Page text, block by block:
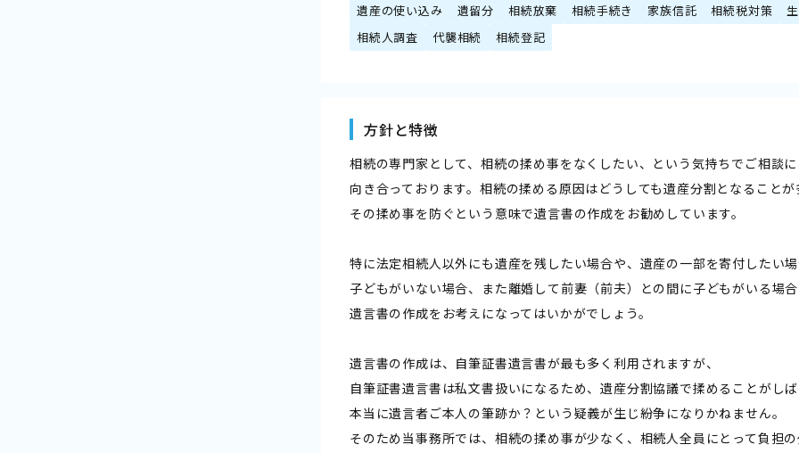
遺産の使い込み 遺留分 相続放棄 相続手続き 家族信託 相続税対策
相続人調査
代襲相続 相続登記
方針と特徴
相続の専門家として、相続の揉め事をなくしたい、という気持ちでご相談に
向き合っております。相続の揉める原因はどうしても遺産分割となること
その揉め事を防ぐという意味で遺言書の作成をお勧めしています。
特に法定相続人以外にも遺産を残したい場合や、遺産の一部を寄付したい
子どもがいない場合、また離婚して前妻（前夫）との間に子どもがいる場
遺言書の作成をお考えになってはいかがでしょう。
遺言書の作成は、自筆証書遺言書が最も多く利用されますが、
自筆証書遺言書は私文書扱いになるため、遺産分割協議で揉めることがし
本当に遺言者ご本人の筆跡か？という疑義が生じ紛争になりかねません。
そのため当事務所では、相続の揉め事が少なく、相続人全員にとって負担